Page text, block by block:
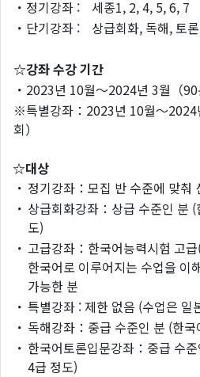
・정기강좌 :
세종1, 2, 4, 5, 6, 7
・단기강좌 :
상급회화, 독해, 토
☆강좌 수강 기간
・2023년 10월～2024년 3월（
※특별강좌：2023년 10월～
회）
☆대상
・ 정기강좌：모집 반 수준에 맞춰
・ 상급회화강좌：상급 수준인 분
도)
・ 고급강좌：한국어능력시험 고
한국어로 이루어지는 수업을 이
가능한 분
・ 특별강좌 : 제한 없음 (수업은 일
・ 독해강좌：중급 수준인 분 (한
・ 한국어토론입문강좌：중급 수
4급 정도)